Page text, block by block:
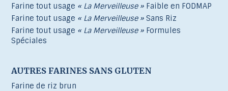
Farine tout usage « La Merveilleuse » Faible en FODMAP
Farine tout usage « La Merveilleuse » Sans Riz
Farine tout usage « La Merveilleuse » Formules
Spéciales
AUTRES FARINES SANS GLUTEN
Farine de riz brun